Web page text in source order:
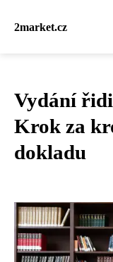
2market.cz
Vydání
Krok za
dokladu